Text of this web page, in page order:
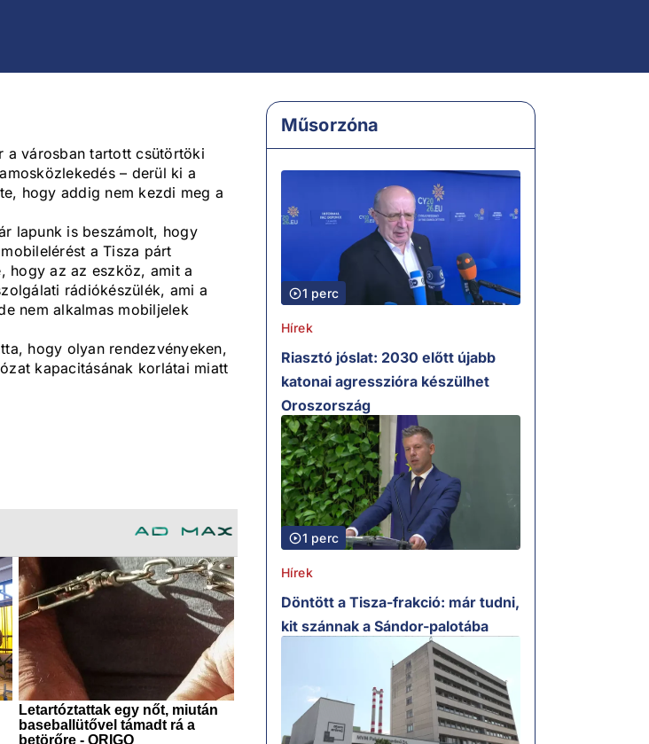
a városban tartott csütörtöki
– derül ki a
hogy addig nem kezdi meg a
lapunk is beszámolt, hogy
a Tisza párt
hogy az az eszköz, amit a
rádiókészülék, ami a
nem alkalmas mobiljelek
hogy olyan rendezvényeken,
kapacitásának korlátai miatt
Műsorzóna
1 perc
Hírek
Riasztó jóslat: 2030 előtt újabb
katonai agresszióra készülhet
Oroszország
1 perc
Hírek
Döntött a Tisza-frakció: már tudni,
kit szánnak a Sándor-palotába